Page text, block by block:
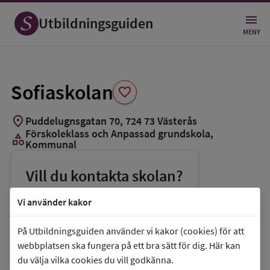
Vi använder kakor
På Utbildningsguiden använder vi kakor (cookies) för att
webbplatsen ska fungera på ett bra sätt för dig. Här kan
du välja vilka cookies du vill godkänna.
Utbildningsguiden MENY
Sofiaskolan favorite
Spara
som
favorit
location_on Puddelugnsgatan 70, 724 73Västerås
categoryFörskoleklass och Anpassad grundskola,
Kommunal
Vill du kontakta skolan?
mailE-post:buf@vasteras.se
linkWebbplats:Sofiaskolan